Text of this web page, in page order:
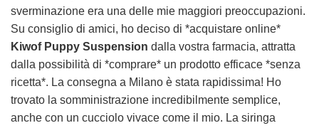
sverminazione era una delle mie maggiori preoccupazioni.
Su consiglio di amici, ho deciso di *acquistare online*
Kiwof Puppy Suspension dalla vostra farmacia, attratta
dalla possibilità di *comprare* un prodotto efficace *senza
ricetta*. La consegna a Milano è stata rapidissima! Ho
trovato la somministrazione incredibilmente semplice,
anche con un cucciolo vivace come il mio. La siringa